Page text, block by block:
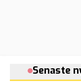
Senaste